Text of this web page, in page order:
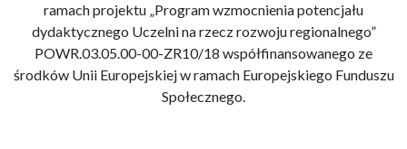
ramach projektu „Program wzmocnienia potencjału
dydaktycznego Uczelni na rzecz rozwoju regionalnego”
POWR.03.05.00-00-ZR10/18 współfinansowanego ze
środków Unii Europejskiej w ramach Europejskiego Funduszu
Społecznego.